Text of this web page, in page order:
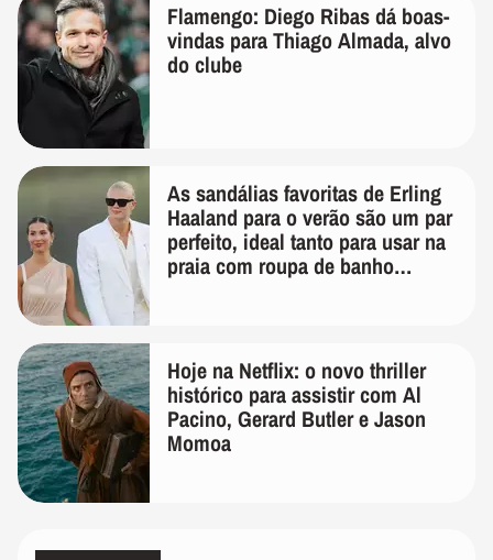
Flamengo: Diego Ribas dá boas-
vindas para Thiago Almada, alvo
do clube
As sandálias favoritas de Erling
Haaland para o verão são um par
perfeito, ideal tanto para usar na
praia com roupa de banho
Hoje na Netflix: o novo thriller
histórico para assistir com Al
Pacino, Gerard Butler e Jason
Momoa